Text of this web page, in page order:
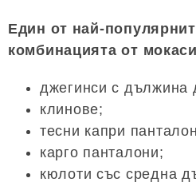
Един от най-
комбинацията от
джегинси с дължина
клинове;
тесни капри
карго панталони;
кюлоти със средна